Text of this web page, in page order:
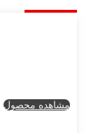
مشاهده محصول